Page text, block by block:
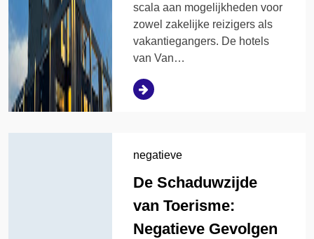
scala aan mogelijkheden voor
zowel zakelijke reizigers als
vakantiegangers. De hotels
van Van…
negatieve
De Schaduwzijde
van Toerisme:
Negatieve Gevolgen